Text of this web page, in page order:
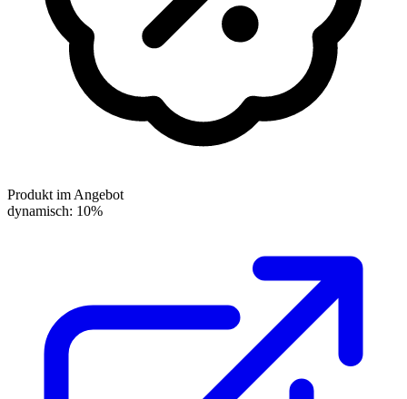
Produkt im Angebot
dynamisch: 10%